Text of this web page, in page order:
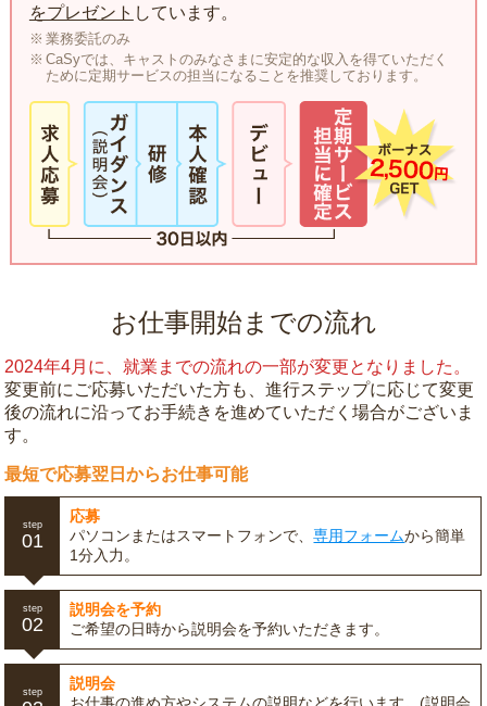
をプレゼント しています。
業務委託のみ
CaSyでは、キャストのみなさまに安定的な収入を得ていただく
ために定期サービスの担当になることを推奨しております。
お仕事開始までの流れ
2024年4月に、就業までの流れの一部が変更となりました。
変更前にご応募いただいた方も、進行ステップに応じて変更
後の流れに沿ってお手続きを進めていただく場合がございま
す。
最短で応募翌日からお仕事可能
step
01
応募
パソコンまたはスマートフォンで、専用フォームから簡単
1分入力。
step
02
説明会を予約
ご希望の日時から説明会を予約いただきます。
step
説明会